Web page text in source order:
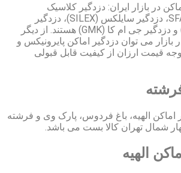
در بازار ایران: دزدگیر کلاسیک
(CLASSIC)، دزدگیر SFA، دزدگیر سایلکس (SILEX)، دزدگیر
فایروال (FIREWALL) و دزدگیر جی ام کا (GMK) هستند. از دیگر
بازار می توان دزدگیر اماکن پایرونیکس و
توجه قیمت ارزان از کیفیت قابل قبولی
الهیه، باغ فردوس، پارک وی و فرشته
شمال تهران کالا بست می باشد.
الهیه